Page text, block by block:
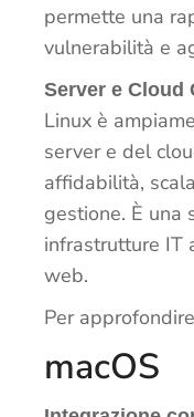
permette una
vulnerabilità e
Server e Cloud
Linux è
server e del
affidabilità,
gestione. È una
infrastrutture IT
web.
Per
macOS